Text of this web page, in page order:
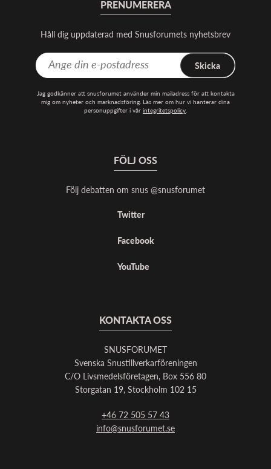
PRENUMERERA
Håll dig uppdaterad med Snusforumets nyhetsbrev
Skicka
Jag godkänner att snusforumet använder min mailadress för att kontakta
mig om nyheter och marknadsföring. Läs mer om hur vi hanterar dina
personuppgifter i vår integritetspolicy.
FÖLJ OSS
Följ debatten om snus @snusforumet
Twitter
Facebook
YouTube
KONTAKTA OSS
SNUSFORUMET
Svenska Snustillverkarföreningen
C/O Livsmedelsföretagen, Box 556 80
Storgatan 19, Stockholm 102 15
+46 72 505 57 43
info@snusforumet.se